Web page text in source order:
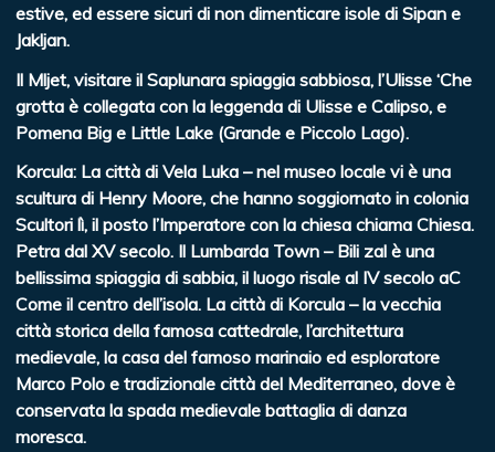
estive, ed essere sicuri di non dimenticare isole di Sipan e
Jakljan.
Il Mljet, visitare il Saplunara spiaggia sabbiosa, l’Ulisse ‘Che
grotta è collegata con la leggenda di Ulisse e Calipso, e
Pomena Big e Little Lake (Grande e Piccolo Lago).
Korcula: La città di Vela Luka – nel museo locale vi è una
scultura di Henry Moore, che hanno soggiornato in colonia
Scultori lì, il posto l’Imperatore con la chiesa chiama Chiesa.
Petra dal XV secolo. Il Lumbarda Town – Bili zal è una
bellissima spiaggia di sabbia, il luogo risale al IV secolo aC
Come il centro dell’isola. La città di Korcula – la vecchia
città storica della famosa cattedrale, l’architettura
medievale, la casa del famoso marinaio ed esploratore
Marco Polo e tradizionale città del Mediterraneo, dove è
conservata la spada medievale battaglia di danza
moresca.